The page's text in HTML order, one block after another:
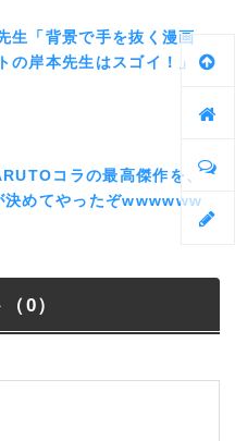
生「背景で手を抜く漫画
の岸本先生はスゴイ！」
コラの最高傑作を、
決めてやったぞwwwwww
0）